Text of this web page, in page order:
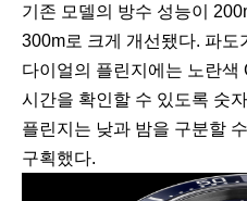
기존 모델의 방수 성능이
300m로 크게 개선됐다. 파도
다이얼의 플린지에는 노란색
시간을 확인할 수 있도록 숫
플린지는 낮과 밤을 구분할
구획했다.